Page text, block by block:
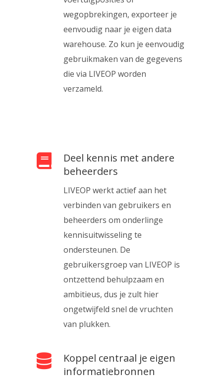
wegopbrekingen, exporteer je
eenvoudig naar je eigen data
warehouse. Zo kun je eenvoudig
gebruikmaken van de gegevens
die via LIVEOP worden
verzameld.
Deel kennis met andere
beheerders
LIVEOP werkt actief aan het
verbinden van gebruikers en
beheerders om onderlinge
kennisuitwisseling te
ondersteunen. De
gebruikersgroep van LIVEOP is
ontzettend behulpzaam en
ambitieus, dus je zult hier
ongetwijfeld snel de vruchten
van plukken.
Koppel centraal je eigen
informatiebronnen